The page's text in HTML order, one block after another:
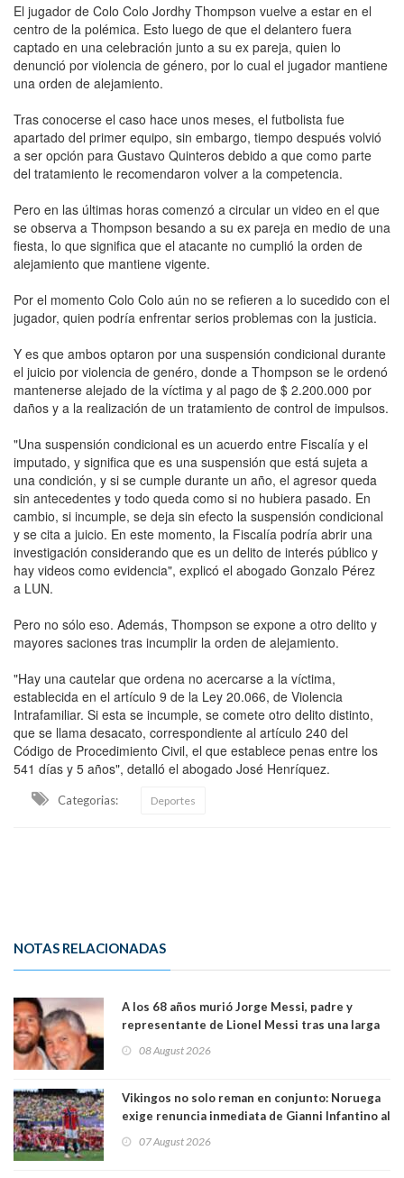
El jugador de Colo Colo Jordhy Thompson vuelve a estar en el
centro de la polémica. Esto luego de que el delantero fuera
captado en una celebración junto a su ex pareja, quien lo
denunció por violencia de género, por lo cual el jugador mantiene
una orden de alejamiento.
Tras conocerse el caso hace unos meses, el futbolista fue
apartado del primer equipo, sin embargo, tiempo después volvió
a ser opción para Gustavo Quinteros debido a que como parte
del tratamiento le recomendaron volver a la competencia.
Pero en las últimas horas comenzó a circular un video en el que
se observa a Thompson besando a su ex pareja en medio de una
fiesta, lo que significa que el atacante no cumplió la orden de
alejamiento que mantiene vigente.
Por el momento Colo Colo aún no se refieren a lo sucedido con el
jugador, quien podría enfrentar serios problemas con la justicia.
Y es que ambos optaron por una suspensión condicional durante
el juicio por violencia de genéro, donde a Thompson se le ordenó
mantenerse alejado de la víctima y al pago de $ 2.200.000 por
daños y a la realización de un tratamiento de control de impulsos.
"Una suspensión condicional es un acuerdo entre Fiscalía y el
imputado, y significa que es una suspensión que está sujeta a
una condición, y si se cumple durante un año, el agresor queda
sin antecedentes y todo queda como si no hubiera pasado. En
cambio, si incumple, se deja sin efecto la suspensión condicional
y se cita a juicio. En este momento, la Fiscalía podría abrir una
investigación considerando que es un delito de interés público y
hay videos como evidencia", explicó el abogado Gonzalo Pérez
a LUN.
Pero no sólo eso. Además, Thompson se expone a otro delito y
mayores saciones tras incumplir la orden de alejamiento.
"Hay una cautelar que ordena no acercarse a la víctima,
establecida en el artículo 9 de la Ley 20.066, de Violencia
Intrafamiliar. Si esta se incumple, se comete otro delito distinto,
que se llama desacato, correspondiente al artículo 240 del
Código de Procedimiento Civil, el que establece penas entre los
541 días y 5 años", detalló el abogado José Henríquez.
Categorias: Deportes
NOTAS RELACIONADAS
A los 68 años murió Jorge Messi, padre y
representante de Lionel Messi tras una larga
08 August 2026
Vikingos no solo reman en conjunto: Noruega
exige renuncia inmediata de Gianni Infantino al
07 August 2026